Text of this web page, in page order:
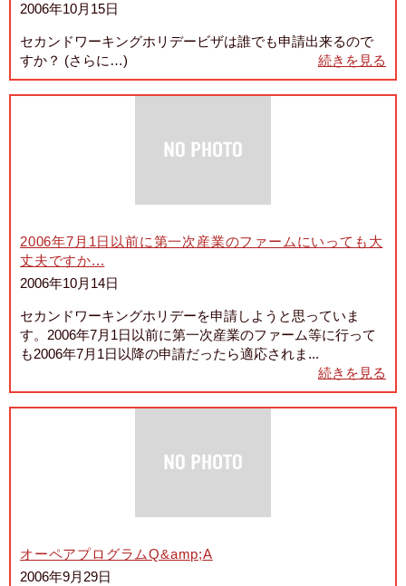
2006年10月15日
セカンドワーキングホリデービザは誰でも申請出来るので
すか？ (さらに…)
続きを見る
2006年7月1日以前に第一次産業のファームにいっても大
丈夫ですか...
2006年10月14日
セカンドワーキングホリデーを申請しようと思っていま
す。2006年7月1日以前に第一次産業のファーム等に行って
も2006年7月1日以降の申請だったら適応されま...
続きを見る
オーペアプログラムQ&amp;A
2006年9月29日